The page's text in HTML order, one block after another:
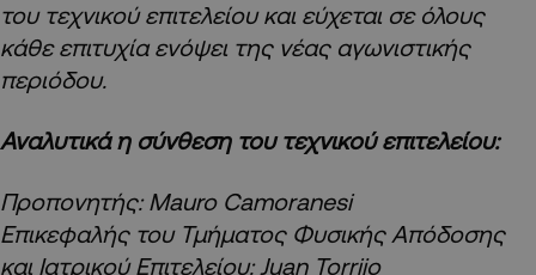
του τεχνικού επιτελείου και εύχεται σε όλους
κάθε επιτυχία ενόψει της νέας αγωνιστικής
περιόδου.
​Αναλυτικά η σύνθεση του τεχνικού επιτελείου:
Προπονητής: Mauro Camoranesi
Επικεφαλής του Τμήματος Φυσικής Απόδοσης
και Ιατρικού Επιτελείου: Juan Torrijo